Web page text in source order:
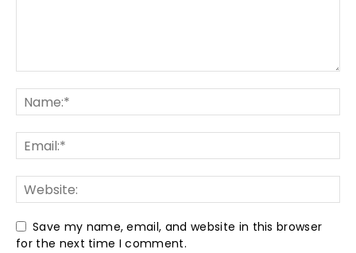
Save my name, email, and website in this browser
for the next time I comment.